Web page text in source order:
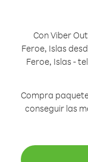
Con Viber
Feroe, Islas
Feroe, Islas -
Compra
conseguir las